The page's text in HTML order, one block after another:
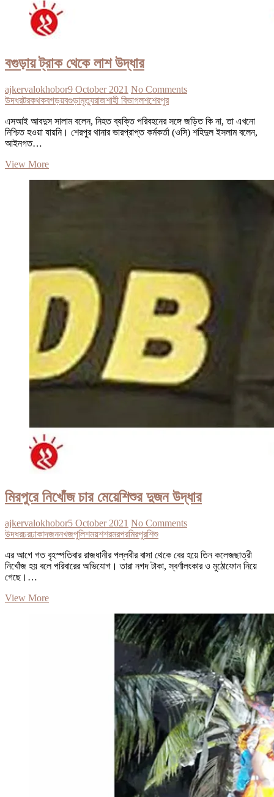
বগুড়ায় ট্রাক থেকে লাশ উদ্ধার
ajkervalokhobor9 October 2021 No Comments
উদধরটরকথকবগড়য়বগুড়ামৃত্যুরাজশাহী বিভাগলশশেরপুর
এসআই আবদুস সালাম বলেন, নিহত ব্যক্তি পরিবহনের সঙ্গে জড়িত কি না, তা এখনো
নিশ্চিত হওয়া যায়নি। শেরপুর থানার ভারপ্রাপ্ত কর্মকর্তা (ওসি) শহিদুল ইসলাম বলেন,
আইনগত…
View Moreবগুড়ায়
থেকে
মিরপুরে নিখোঁজ চার মেয়েশিশুর দুজন উদ্ধার
ajkervalokhobor5 October 2021 No Comments
উদধরচরঢাকাদজননখজপুলিশময়শশরমরপরমিরপুরশিশু
এর আগে গত বৃহস্পতিবার রাজধানীর পল্লবীর বাসা থেকে বের হয়ে তিন কলেজছাত্রী
নিখোঁজ হয় বলে পরিবারের অভিযোগ। তারা নগদ টাকা, স্বর্ণালংকার ও মুঠোফোন নিয়ে
গেছে।…
View Moreমিরপুরে